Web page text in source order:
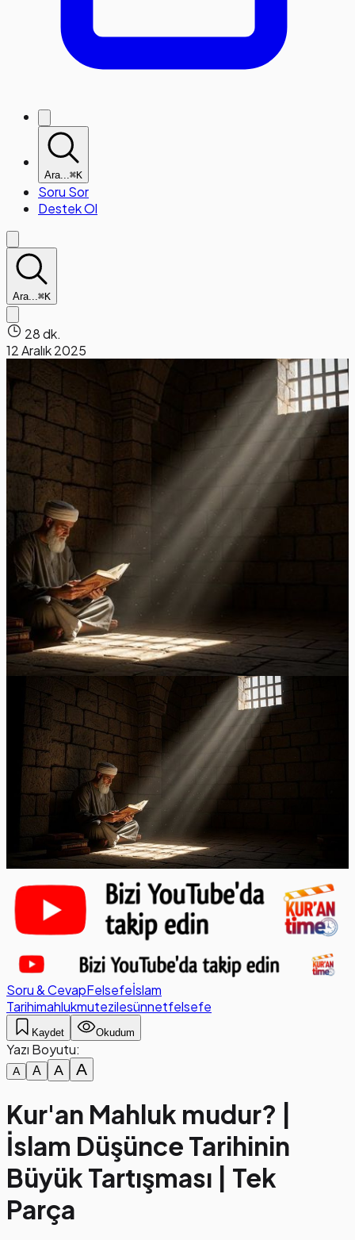
Ara...⌘K
Soru Sor
Destek Ol
Ara...⌘K
28 dk.
12 Aralık 2025
Soru & CevapFelsefeİslam
Tarihimahlukmutezilesünnetfelsefe
Kaydet Okudum
Yazı Boyutu:
A A A A
Kur'an Mahluk mudur? |
İslam Düşünce Tarihinin
Büyük Tartışması | Tek
Parça